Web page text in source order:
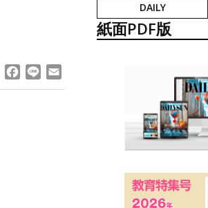
Facebook
Line
DAILY
紙面PDF版